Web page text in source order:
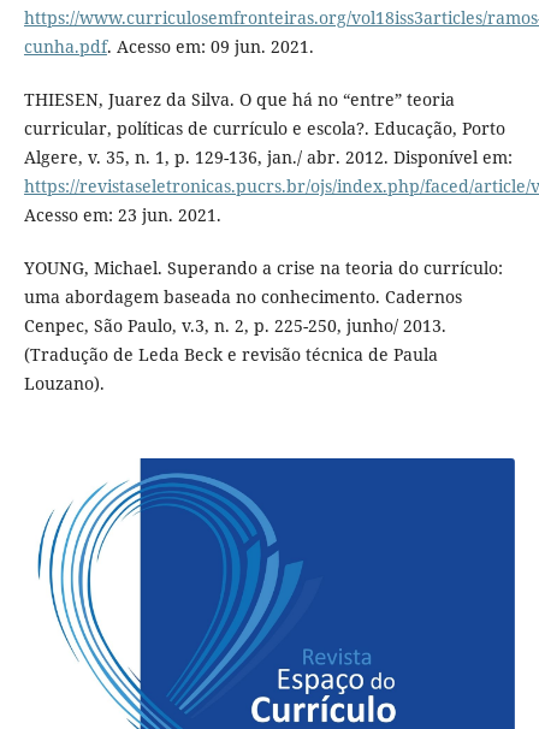
https://www.curriculosemfronteiras.org/vol18iss3articles/
cunha.pdf. Acesso em: 09 jun. 2021.
THIESEN, Juarez da Silva. O que há no “entre” teoria
curricular, políticas de currículo e escola?. Educação, Porto
Algere, v. 35, n. 1, p. 129-136, jan./ abr. 2012. Disponível em:
https://revistaseletronicas.pucrs.br/ojs/index.php/faced/article/
Acesso em: 23 jun. 2021.
YOUNG, Michael. Superando a crise na teoria do currículo:
uma abordagem baseada no conhecimento. Cadernos
Cenpec, São Paulo, v.3, n. 2, p. 225-250, junho/ 2013.
(Tradução de Leda Beck e revisão técnica de Paula
Louzano).